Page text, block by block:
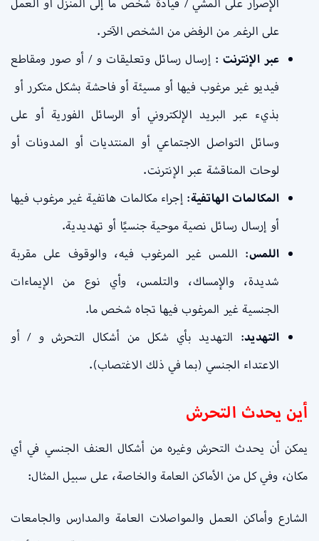
الإصرار على المشي / قيادة شخص ما إلى المنزل أو العمل
على الرغم من الرفض من الشخص الآخر.
عبر الإنترنت : إرسال رسائل وتعليقات و / أو صور ومقاطع
فيديو غير مرغوب فيها أو مسيئة أو فاحشة بشكل متكرر أو
بذيء عبر البريد الإلكتروني أو الرسائل الفورية أو على
وسائل التواصل الاجتماعي أو المنتديات أو المدونات أو
لوحات المناقشة عبر الإنترنت.
المكالمات الهاتفية: إجراء مكالمات هاتفية غير مرغوب فيها
أو إرسال رسائل نصية موحية جنسيًا أو تهديدية.
اللمس: اللمس غير المرغوب فيه، والوقوف على مقربة
شديدة، والإمساك، والتلمس، وأي نوع من الإيماءات
الجنسية غير المرغوب فيها تجاه شخص ما.
التهديد: التهديد بأي شكل من أشكال التحرش و / أو
الاعتداء الجنسي (بما في ذلك الاغتصاب).
أين يحدث التحرش
يمكن أن يحدث التحرش وغيره من أشكال العنف الجنسي في أي
مكان، وفي كل من الأماكن العامة والخاصة، على سبيل المثال:
الشارع وأماكن العمل والمواصلات العامة والمدارس والجامعات